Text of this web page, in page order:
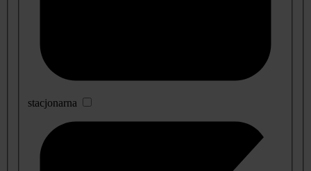
stacjonarna